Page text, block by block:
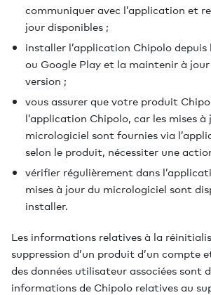
communiquer avec l’application et
jour disponibles ;
installer l’application Chipolo depuis
ou Google Play et la maintenir à
version ;
vous assurer que votre produit
l’application Chipolo, car les mises à
micrologiciel sont fournies via
selon le produit, nécessiter une
vérifier régulièrement dans
mises à jour du micrologiciel sont
installer.
Les informations relatives à la
suppression d’un produit d’un compte
des données utilisateur associées sont
informations de Chipolo relatives au